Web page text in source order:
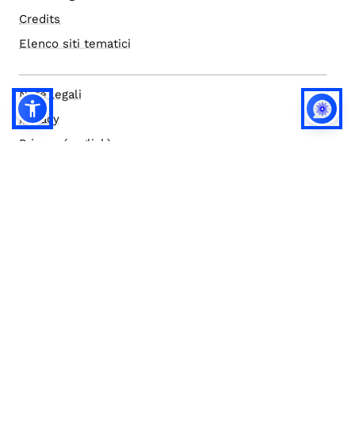
Credits
Elenco siti tematici
Note legali
Privacy
Privacy (english)